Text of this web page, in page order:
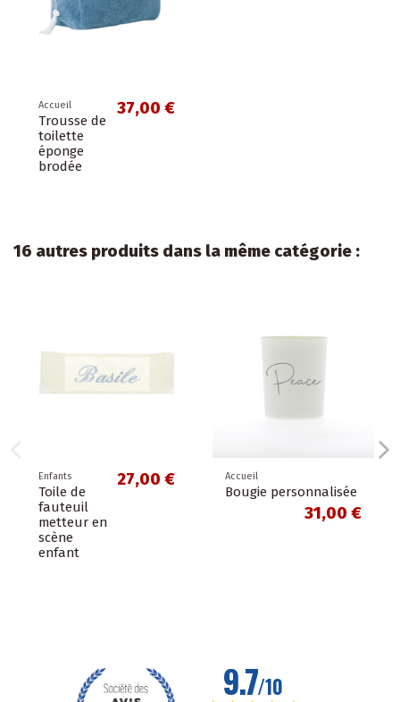
Accueil
Trousse de
toilette
éponge
brodée
37,00 €
16 autres produits dans la même catégorie :
Enfants
Toile de
fauteuil
metteur en
scène
enfant
27,00 € Accueil
Bougie personnalisée
31,00 €